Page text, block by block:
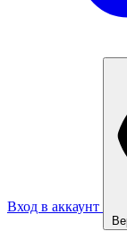
Вход в аккаунт